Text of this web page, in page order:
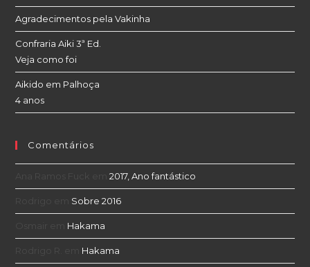
Agradecimentos pela Vakinha
Confraria Aiki 3ª Ed.
Veja como foi
Aikido em Palhoça
4 anos
Comentários
em2017, Ano fantástico
Sobre 2016
Hakama
Hakama